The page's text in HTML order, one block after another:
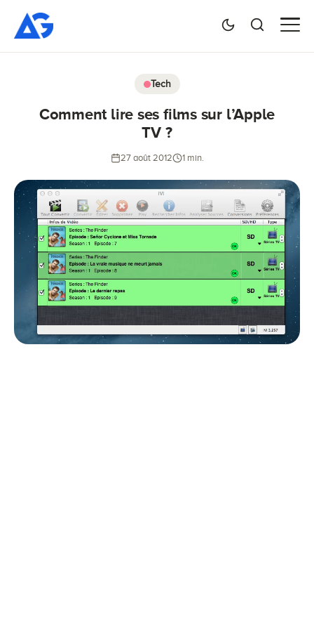
Tech
Comment lire ses films sur l’Apple
TV ?
27 août 2012 1 min.